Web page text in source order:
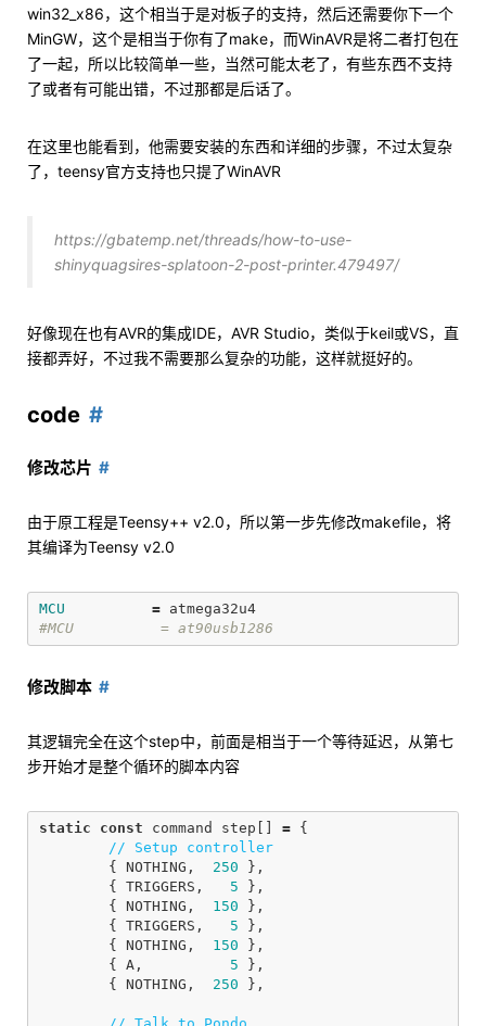
win32_x86，这个相当于是对板子的支持，然后还需要你下一个
MinGW，这个是相当于你有了make，而WinAVR是将二者打包在
了一起，所以比较简单一些，当然可能太老了，有些东西不支持
了或者有可能出错，不过那都是后话了。
在这里也能看到，他需要安装的东西和详细的步骤，不过太复杂
了，teensy官方支持也只提了WinAVR
https://gbatemp.net/threads/how-to-use-
shinyquagsires-splatoon-2-post-printer.479497/
好像现在也有AVR的集成IDE，AVR Studio，类似于keil或VS，直
接都弄好，不过我不需要那么复杂的功能，这样就挺好的。
code
修改芯片
由于原工程是Teensy++ v2.0，所以第一步先修改makefile，将
其编译为Teensy v2.0
MCU =
修改脚本
其逻辑完全在这个step中，前面是相当于一个等待延迟，从第七
步开始才是整个循环的脚本内容
static const command step = {
// Setup controller
{
NOTHING , 250
},
{
TRIGGERS , 5
},
{
NOTHING , 150
},
{
TRIGGERS , 5
},
{
NOTHING , 150
},
{
A , 5
},
{
NOTHING , 250 },